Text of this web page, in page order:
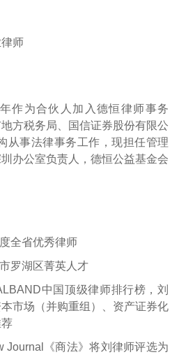
师
作为合伙人加入德恒律师事务
方税务局、国信证券股份有限公
从事法律事务工作，现担任管理
办公室负责人，德恒公益基金会
全省优秀律师
罗湖区菁英人才
中国顶级律师排行榜，刘
市场（并购重组）、资产证券化
Journal《商法》将刘律师评选为